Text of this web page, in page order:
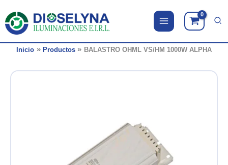
contenido
Inicio Productos BALASTRO OHML VS/HM 1000W ALPHA